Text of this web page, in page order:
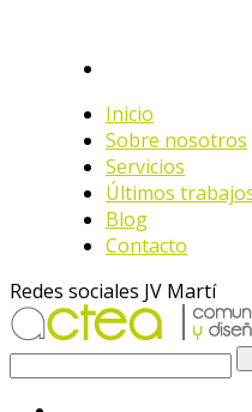
Inicio
Sobre nosotros
Servicios
Últimos
Blog
Contacto
Redes sociales JV Martí